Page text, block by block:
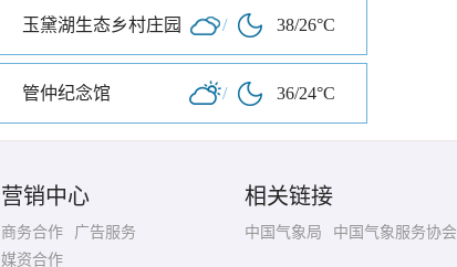
玉黛湖生态乡村庄园 / 38/26°C
管仲纪念馆 / 36/24°C
营销中心
商务合作
广告服务
媒资合作
相关链接
中国气象局 中国气象服务协会